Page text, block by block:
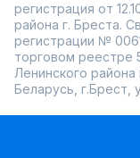
регистрация от
района г. Бреста.
регистрации №
торговом реестре
Ленинского
Беларусь, г.Брест,